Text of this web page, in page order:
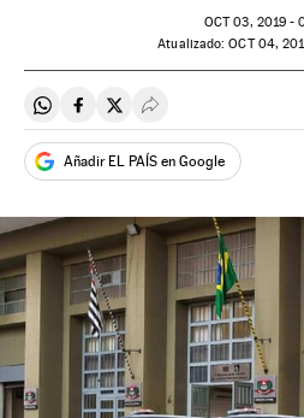
OCT03, 2019 -
atualizado: OCT04,
Compartir en Whatsapp
Compartir en Facebook
Compartir en Twitter
Desplegar Redes
Añadir EL PAÍS en Google